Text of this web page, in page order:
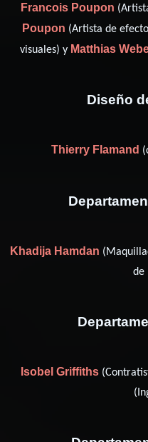
Francois Poupon
Poupon (Artista de
visuales) y Matthias
Diseño
Thierry Flamand
Khadija Hamdan
de
Isobel Griffiths